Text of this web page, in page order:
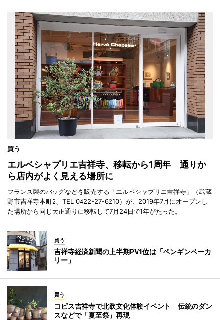
買う
エルベシャプリエ吉祥寺、移転から1周年 通りか
ら店内がよく見える場所に
フランス製のバッグなどを販売する「エルベシャプリエ吉祥寺」（武蔵
野市吉祥寺本町2、TEL 0422-27-6210）が、2019年7月にオープンし
た場所から同じ大正通りに移転して7月24日で1年がたった。
買う
吉祥寺経済新聞の上半期PV1位は「ペンギンベーカ
リー」
買う
コピス吉祥寺で北欧文化体験イベント 伝統のダン
スなどで「夏至祭」再現